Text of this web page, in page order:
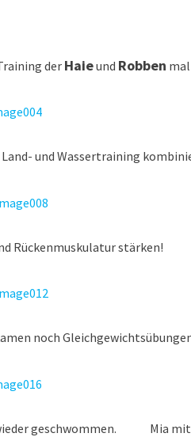
der Haieund Robben
und Wassertraining
stärken!
noch
geschwommen. Mia mit